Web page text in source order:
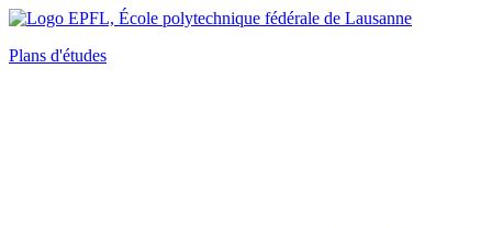
Plans d'études